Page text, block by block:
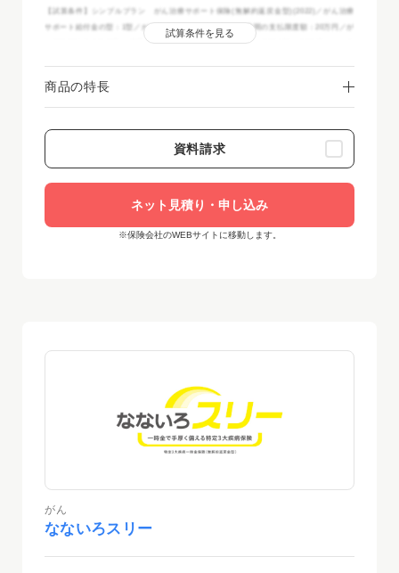
【試算条件】シンプルプラン がん治療サポート保険(無解約返戻金型)(2022)／がん治療
サポート給付金の型：1型／がん治療サポート給付金の1か月間の支払限度額：20万円／が
ん保険料払込免除特則：適用／がん診断一時金特約(2024)(がん診断A型)：50万円／がん先
扱・口座振替扱)／2025年12月時点
試算条件を見る
商品の特長
資料請求
ネット見積り・申し込み
※保険会社のWEBサイトに移動します。
がん
なないろスリー